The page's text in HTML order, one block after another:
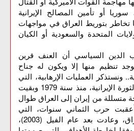
أو تأمين المصالح الإيرانية
تخاطر بتوريط العراق في مواجهات
المتحدة والسعودية أو الكيان
الدين السياسي أن العنف قرين
تنظيم منها إلا ويكون له جناح
ونستذكر العمليات الإرهابية، التي
خرجت من تحت عباءة الثورة الإيرانية، منذ سنة 1979 وبقيت
متسللة من إيران إلى العراق طوال
حرب الثماني سنوات، التي
فرضتها إيران على العراق، وعادت بعد عام الفيل (2003)،